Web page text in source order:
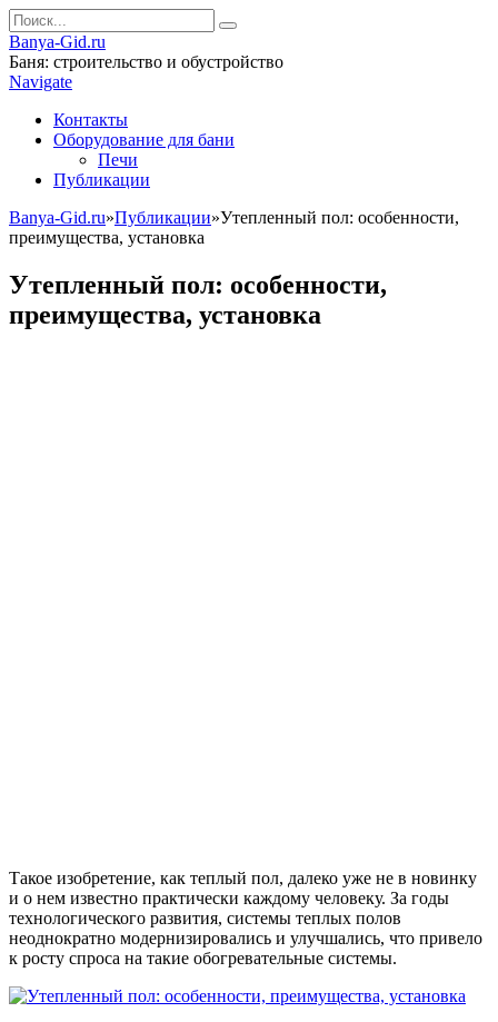
Banya-Gid.ru
Баня: строительство и обустройство
Navigate
Контакты
Оборудование для бани
Печи
Публикации
Banya-Gid.ru»Публикации»Утепленный пол: особенности,
преимущества, установка
Утепленный пол: особенности,
преимущества, установка
Такое изобретение, как теплый пол, далеко уже не в новинку
и о нем известно практически каждому человеку. За годы
технологического развития, системы теплых полов
неоднократно модернизировались и улучшались, что привело
к росту спроса на такие обогревательные системы.